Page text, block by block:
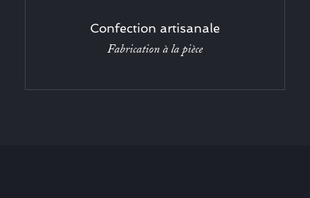
Confection artisanale
Fabrication à la pièce